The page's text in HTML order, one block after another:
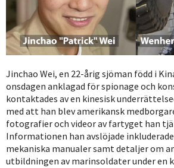
Jinchao Wei, en 22-årig sjöman född i
onsdagen anklagad för spionage och
kontaktades av en kinesisk
med att han blev amerikansk
fotografier och videor av fartyget han
Informationen han avslöjade
mekaniska manualer samt detaljer om
utbildningen av marinsoldater under en